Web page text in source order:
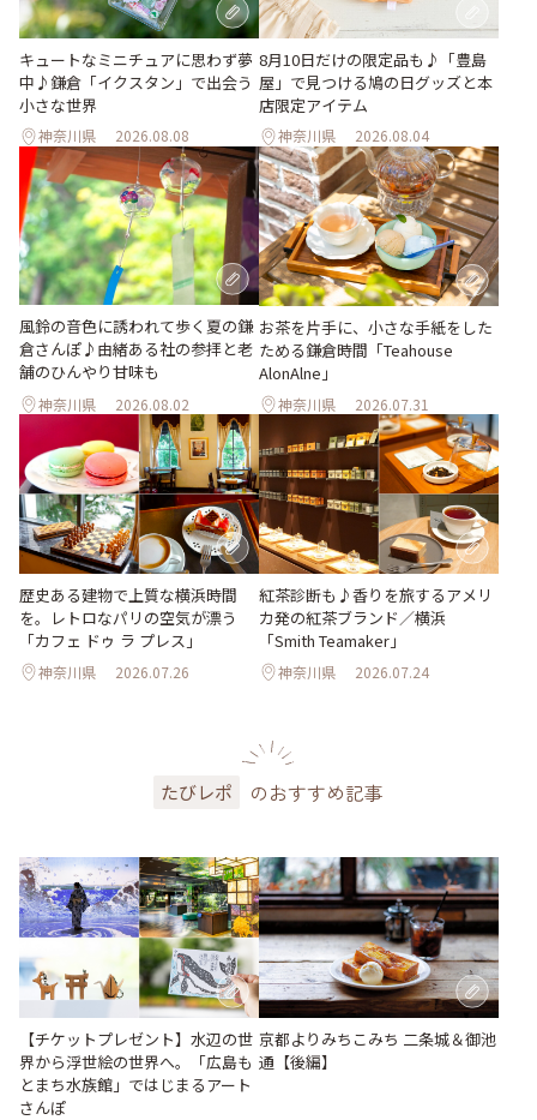
キュートなミニチュアに思わず夢
中♪鎌倉「イクスタン」で出会う
小さな世界
神奈川県 2026.08.08
8月10日だけの限定品も♪「豊島
屋」で見つける鳩の日グッズと本
店限定アイテム
神奈川県 2026.08.04
風鈴の音色に誘われて歩く夏の鎌
倉さんぽ♪由緒ある社の参拝と老
舗のひんやり甘味も
神奈川県 2026.08.02
お茶を片手に、小さな手紙をした
ためる鎌倉時間「Teahouse
AlonAlne」
神奈川県 2026.07.31
歴史ある建物で上質な横浜時間
を。レトロなパリの空気が漂う
「カフェ ドゥ ラ プレス」
神奈川県 2026.07.26
紅茶診断も♪香りを旅するアメリ
カ発の紅茶ブランド／横浜
「Smith Teamaker」
神奈川県 2026.07.24
たびレポ のおすすめ記事
【チケットプレゼント】水辺の世
界から浮世絵の世界へ。「広島も
とまち水族館」ではじまるアート
さんぽ
京都よりみちこみち 二条城＆御池
通【後編】